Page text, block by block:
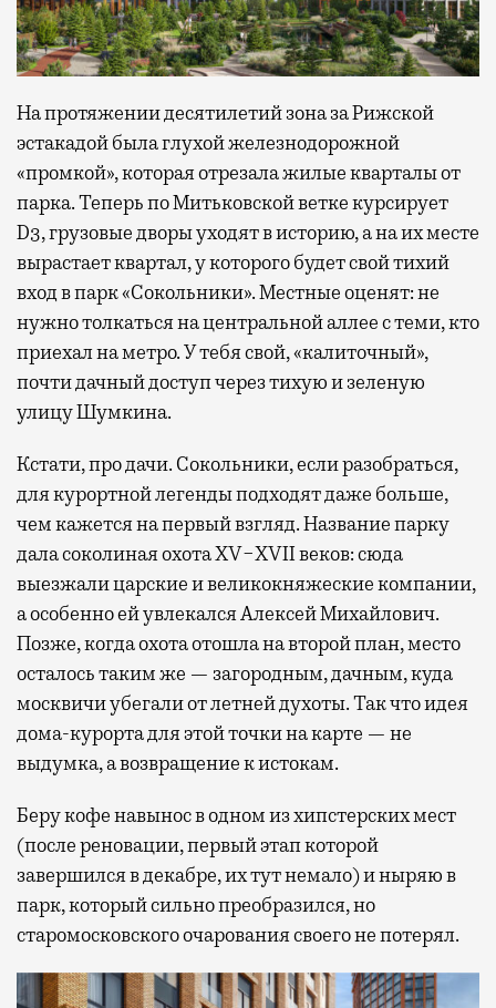
На протяжении десятилетий зона за Рижской
эстакадой была глухой железнодорожной
«промкой», которая отрезала жилые кварталы от
парка. Теперь по Митьковской ветке курсирует
D3, грузовые дворы уходят в историю, а на их месте
вырастает квартал, у которого будет свой тихий
вход в парк «Сокольники». Местные оценят: не
нужно толкаться на центральной аллее с теми, кто
приехал на метро. У тебя свой, «калиточный»,
почти дачный доступ через тихую и зеленую
улицу Шумкина.
Кстати, про дачи. Сокольники, если разобраться,
для курортной легенды подходят даже больше,
чем кажется на первый взгляд. Название парку
дала соколиная охота XV−XVII веков: сюда
выезжали царские и великокняжеские компании,
а особенно ей увлекался Алексей Михайлович.
Позже, когда охота отошла на второй план, место
осталось таким же — загородным, дачным, куда
москвичи убегали от летней духоты. Так что идея
дома-курорта для этой точки на карте — не
выдумка, а возвращение к истокам.
Беру кофе навынос в одном из хипстерских мест
(после реновации, первый этап которой
завершился в декабре, их тут немало) и ныряю в
парк, который сильно преобразился, но
старомосковского очарования своего не потерял.